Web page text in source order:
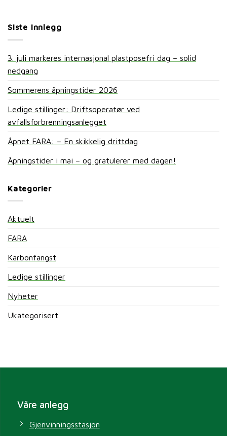
Siste innlegg
3. juli markeres internasjonal plastposefri dag – solid
nedgang
Sommerens åpningstider 2026
Ledige stillinger: Driftsoperatør ved
avfallsforbrenningsanlegget
Åpnet FARA: – En skikkelig drittdag
Åpningstider i mai – og gratulerer med dagen!
Kategorier
Aktuelt
FARA
Karbonfangst
Ledige stillinger
Nyheter
Ukategorisert
Våre anlegg
Gjenvinningsstasjon